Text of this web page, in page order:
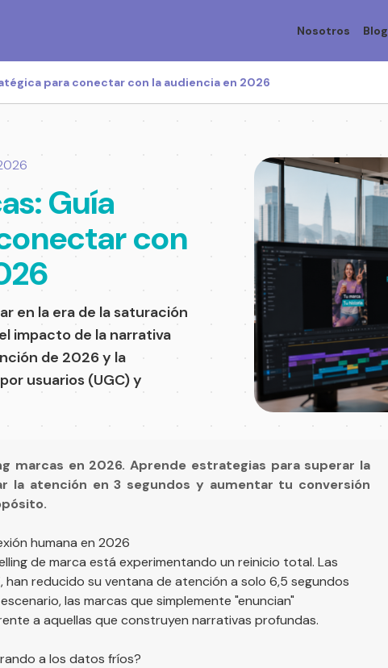
Nosotros Blog
para conectar con la audiencia en 2026
Guía
con
en la era de la saturación
impacto de la narrativa
de 2026 y la
usuarios (UGC) y
marcas en 2026. Aprende estrategias para superar la
la atención en 3 segundos y aumentar tu conversión
humana en 2026
de marca está experimentando un reinicio total. Las
han reducido su ventana de atención a solo 6,5 segundos
las marcas que simplemente "enuncian"
a aquellas que construyen narrativas profundas.
a los datos fríos?